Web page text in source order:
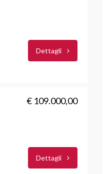
Dettagli
€ 109.000,00
Dettagli